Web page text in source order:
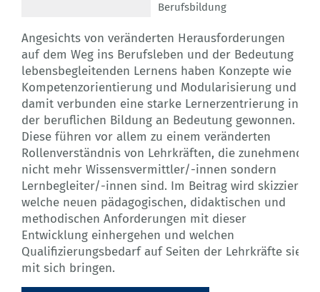
Berufsbildung
Angesichts von veränderten Herausforderungen
auf dem Weg ins Berufsleben und der Bedeutung
lebensbegleitenden Lernens haben Konzepte wie
Kompetenzorientierung und Modularisierung und
damit verbunden eine starke Lernerzentrierung in
der beruflichen Bildung an Bedeutung gewonnen.
Diese führen vor allem zu einem veränderten
Rollenverständnis von Lehrkräften, die zunehmend
nicht mehr Wissensvermittler/-innen sondern
Lernbegleiter/-innen sind. Im Beitrag wird skizziert,
welche neuen pädagogischen, didaktischen und
methodischen Anforderungen mit dieser
Entwicklung einhergehen und welchen
Qualifizierungsbedarf auf Seiten der Lehrkräfte sie
mit sich bringen.